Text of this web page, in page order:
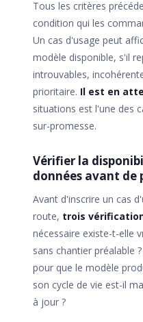
Tous les critères
condition qui les
Un cas d'usage peut
modèle disponible, s'il
introuvables,
prioritaire. Il est en
situations est l'une des
sur-promesse.
Vérifier la
données avant
Avant d'inscrire un cas
route, trois
nécessaire existe-t-elle
sans chantier préalable
pour que le modèle
son cycle de vie est-il
à jour ?